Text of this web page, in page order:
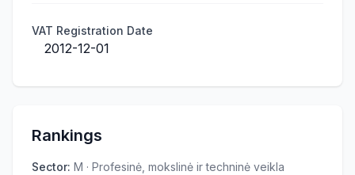
VAT Registration Date
2012-12-01
Rankings
Sector: M · Profesinė, mokslinė ir techninė veikla